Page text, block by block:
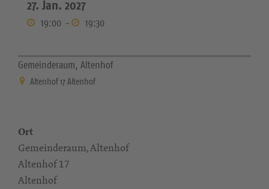
27. Jan. 2027
19:00 - 19:30
Gemeinderaum, Altenhof
Altenhof 17 Altenhof
Ort
Gemeinderaum, Altenhof
Altenhof 17
Altenhof